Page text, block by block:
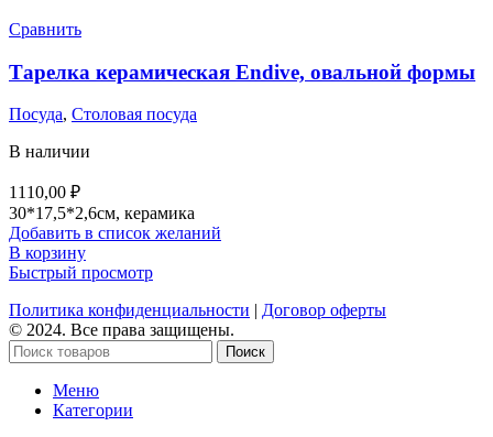
Сравнить
Тарелка керамическая Endive, овальной формы
Посуда, Столовая посуда
В наличии
1110,00 ₽
30*17,5*2,6см, керамика
Добавить в список желаний
В корзину
Быстрый просмотр
Политика конфиденциальности | Договор оферты
© 2024. Все права защищены.
Поиск
Меню
Категории